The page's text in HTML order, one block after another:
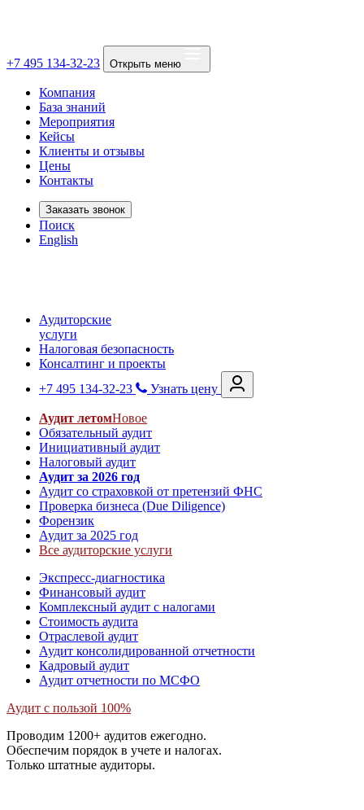
+7 495 134-32-23 Открыть меню
Компания
База знаний
Мероприятия
Кейсы
Клиенты и отзывы
Цены
Контакты
Заказать звонок
Поиск
English
Аудиторские
услуги
Налоговая безопасность
Консалтинг и проекты
+7 495 134-32-23
Узнать цену
Аудит летомНовое
Обязательный аудит
Инициативный аудит
Налоговый аудит
Аудит за 2026 год
Аудит со страховкой от претензий ФНС
Проверка бизнеса (Due Diligence)
Форензик
Аудит за 2025 год
Все аудиторские услуги
Экспресс-диагностика
Финансовый аудит
Комплексный аудит с налогами
Стоимость аудита
Отраслевой аудит
Аудит консолидированной отчетности
Кадровый аудит
Аудит отчетности по МСФО
Аудит с пользой 100%
Проводим 1200+ аудитов ежегодно.
Обеспечим порядок в учете и налогах.
Только штатные аудиторы.